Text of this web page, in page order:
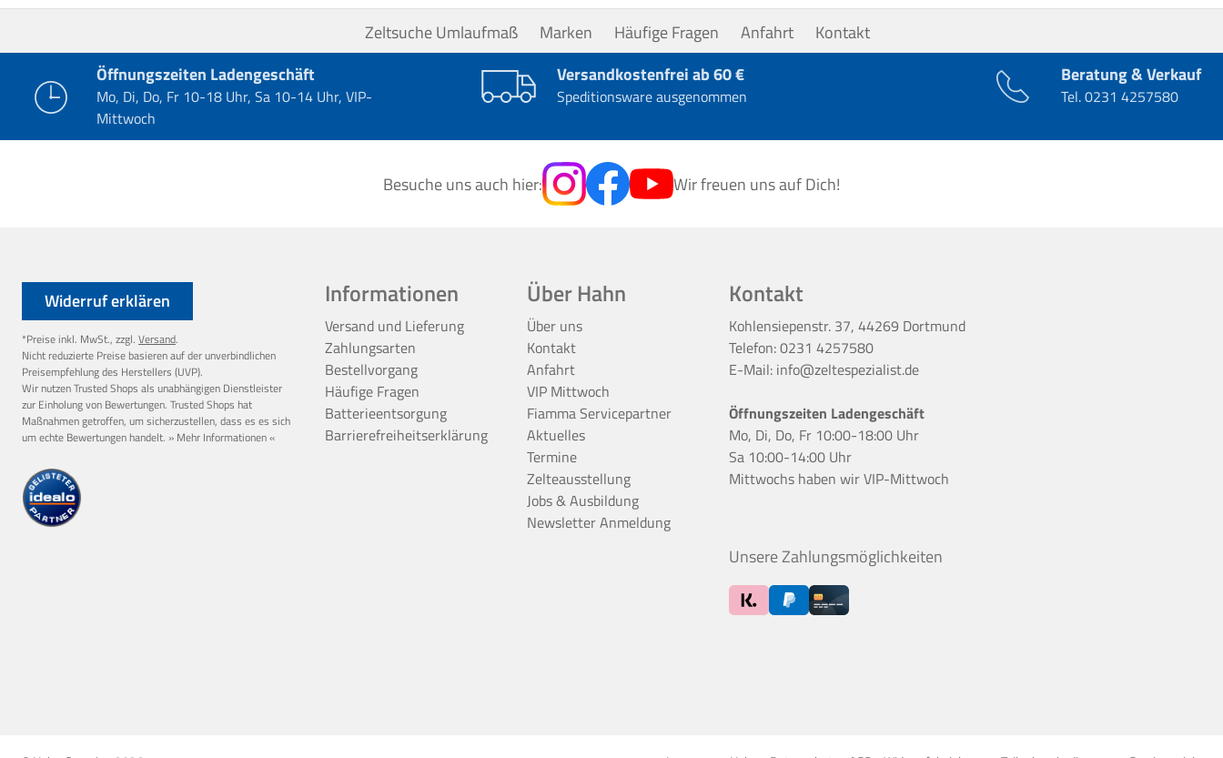
Zeltsuche Umlaufmaß Marken Häufige Fragen Anfahrt
Kontakt
Öffnungszeiten Ladengeschäft
Mo, Di, Do, Fr 10-18 Uhr, Sa 10-14 Uhr, VIP-
Mittwoch
Versandkostenfrei ab 60 €
Speditionsware ausgenommen
Beratung & Verkauf
Tel.0231 4257580
Besuche uns auch hier: Wir freuen uns auf Dich!
Widerruf erklären
*Preise inkl. MwSt., zzgl. Versand.
Nicht reduzierte Preise basieren auf der unverbindlichen
Preisempfehlung des Herstellers (UVP).
Wir nutzen Trusted Shops als unabhängigen Dienstleister
zur Einholung von Bewertungen. Trusted Shops hat
Maßnahmen getroffen, um sicherzustellen, dass es es sich
um echte Bewertungen handelt. » Mehr Informationen «
Informationen
Versand und Lieferung
Zahlungsarten
Bestellvorgang
Häufige Fragen
Batterieentsorgung
Barrierefreiheitserklärung
Über Hahn
Über uns
Kontakt
Anfahrt
VIP Mittwoch
Fiamma Servicepartner
Aktuelles
Termine
Zelteausstellung
Jobs & Ausbildung
Newsletter Anmeldung
Kontakt
Kohlensiepenstr. 37, 44269 Dortmund
Telefon:0231 4257580
E-Mail: info@zeltespezialist.de
Öffnungszeiten Ladengeschäft
Mo, Di, Do, Fr 10:00-18:00 Uhr
Sa 10:00-14:00 Uhr
Mittwochs haben wirVIP-Mittwoch
Unsere Zahlungsmöglichkeiten